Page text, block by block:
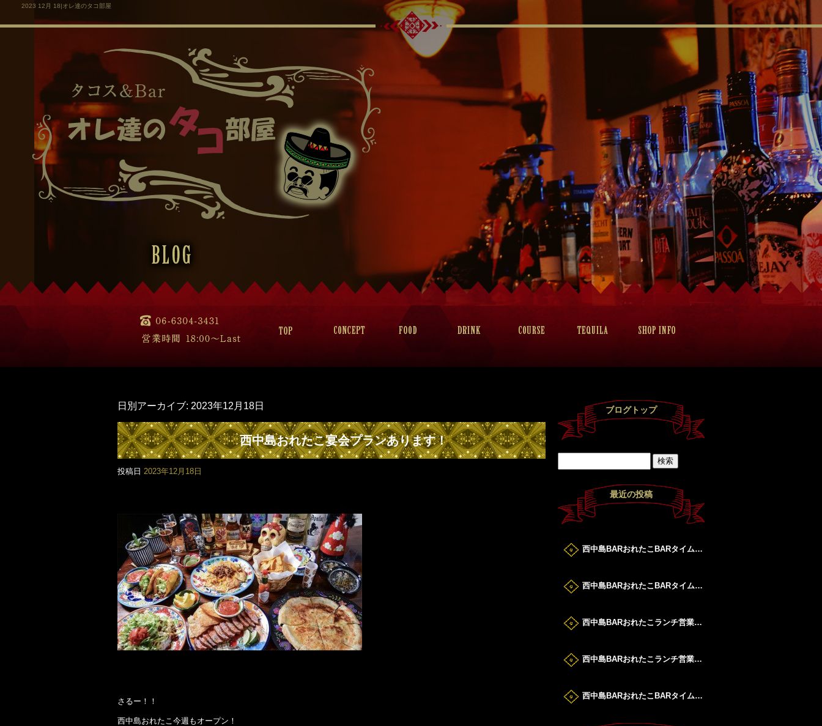
2023 12月 18|オレ達のタコ部屋
日別アーカイブ: 2023年12月18日
西中島おれたこ宴会プランあります！
投稿日 2023年12月18日
さるー！！
西中島おれたこ今週もオープン！
ブログトップ
最近の投稿
西中島BARおれたこBARタイムすたーと！
西中島BARおれたこBARタイムすたーと！
西中島BARおれたこランチ営業DAY！
西中島BARおれたこランチ営業DAY！
西中島BARおれたこBARタイムすたーと！